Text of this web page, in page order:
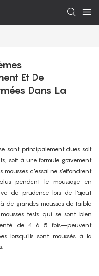
Et De
Dans La
sont principalement dues soit
soit à une formule gravement
d’essai ne s’effondrent
pendant le moussage en
de prudence lors de l'ajout
de grandes mousses de faible
tests qui se sont bien
de 4 à 5 fois—peuvent
lorsqu'ils sont moussés à la